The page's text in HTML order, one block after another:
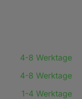
4-8 Werktage
4-8 Werktage
1-4 Werktage